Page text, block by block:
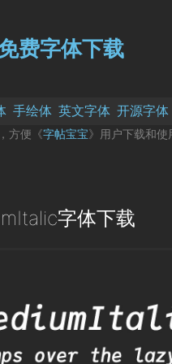
费字体下载
手绘体 英文字体 开源字体
方便《字帖宝宝》用户下载和使
字体下载